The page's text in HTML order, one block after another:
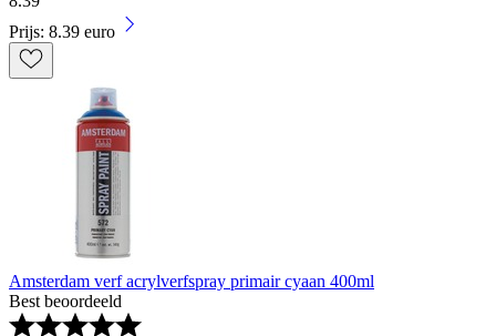
Prijs: 8.39 euro
Amsterdam verf acrylverfspray primair cyaan 400ml
Best beoordeeld